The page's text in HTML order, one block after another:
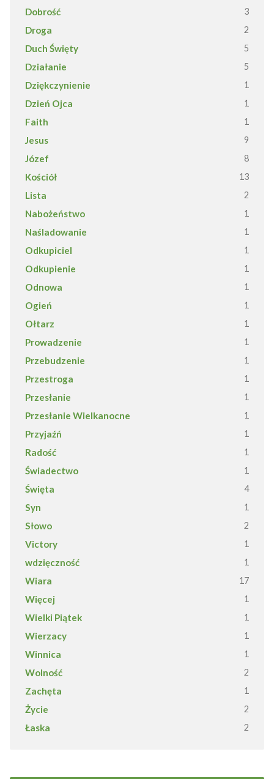
Dobrość 3
Droga 2
Duch Święty 5
Działanie 5
Dziękczynienie 1
Dzień Ojca 1
Faith 1
Jesus 9
Józef 8
Kościół 13
Lista 2
Nabożeństwo 1
Naśladowanie 1
Odkupiciel 1
Odkupienie 1
Odnowa 1
Ogień 1
Ołtarz 1
Prowadzenie 1
Przebudzenie 1
Przestroga 1
Przesłanie 1
Przesłanie Wielkanocne 1
Przyjaźń 1
Radość 1
Świadectwo 1
Święta 4
Syn 1
Słowo 2
Victory 1
wdzięczność 1
Wiara 17
Więcej 1
Wielki Piątek 1
Wierzacy 1
Winnica 1
Wolność 2
Zachęta 1
Życie 2
Łaska 2